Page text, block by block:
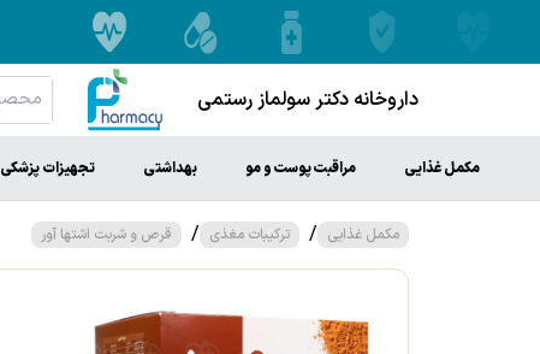
داروخانه دکتر سولماز رستمی
مکمل غذایی مراقبت پوست و مو بهداشتی تجهیزات پزشکی
مکمل غذایی / ترکیبات مغذی / قرص و شربت اشتها آور